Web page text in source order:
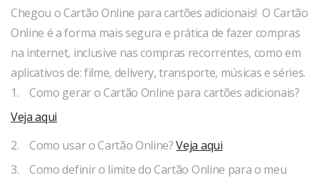
Chegou o Cartão Online para cartões adicionais! O Cartão
Online é a forma mais segura e prática de fazer compras
na internet, inclusive nas compras recorrentes, como em
aplicativos de: filme, delivery, transporte, músicas e séries.
1. Como gerar o Cartão Online para cartões adicionais?
Veja aqui
2. Como usar o Cartão Online?Veja aqui
3. Como definir o limite do Cartão Online para o meu